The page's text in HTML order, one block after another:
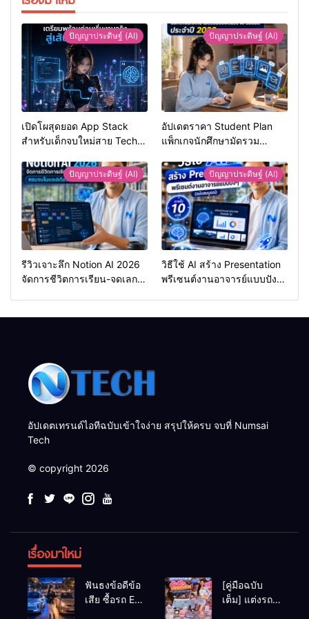
ปัญญาประดิษฐ์ (AI)
เปิดโผสุดยอด App Stack
สำหรับเด็กจบใหม่สาย Tech
ปัญญาประดิษฐ์ (AI)
อัปเดตราคา Student Plan
แพ็กเกจนักศึกษามัดรวม
2026
ปัญญาประดิษฐ์ (AI)
รีวิวเจาะลึก Notion AI 2026
จัดการชีวิตการเรียน-จดเลก
ปัญญาประดิษฐ์ (AI)
วิธีใช้ AI สร้าง Presentation
พรีเซนต์งานอาจารย์แบบปังๆ
อัปเดตเทรนด์ไอทีฉบับเข้าใจง่าย สรุปให้ครบ จบที่ Numsai
Tech
© copyright 2026
เรื่องมาใหม่
ฟันธงข้อดีข้อ
เสีย ซื้อรถ EV
[คู่มือฉบับ
เต็ม] แต่งรถ